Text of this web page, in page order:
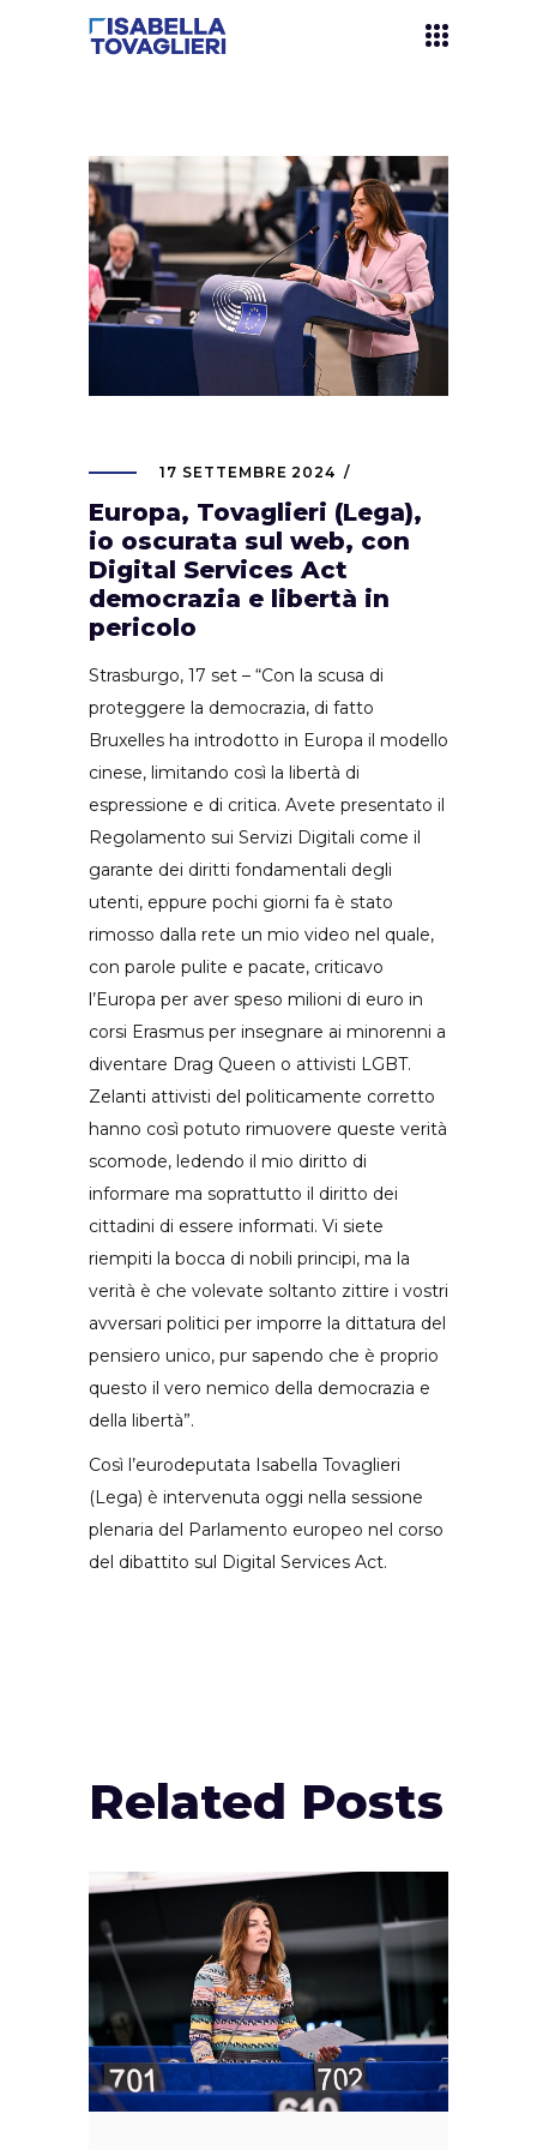
17 SETTEMBRE 2024
Europa, Tovaglieri (Lega),
io oscurata sul web, con
Digital Services Act
democrazia e libertà in
pericolo
Strasburgo, 17 set – “Con la scusa di
proteggere la democrazia, di fatto
Bruxelles ha introdotto in Europa il modello
cinese, limitando così la libertà di
espressione e di critica. Avete presentato il
Regolamento sui Servizi Digitali come il
garante dei diritti fondamentali degli
utenti, eppure pochi giorni fa è stato
rimosso dalla rete un mio video nel quale,
con parole pulite e pacate, criticavo
l’Europa per aver speso milioni di euro in
corsi Erasmus per insegnare ai minorenni a
diventare Drag Queen o attivisti LGBT.
Zelanti attivisti del politicamente corretto
hanno così potuto rimuovere queste verità
scomode, ledendo il mio diritto di
informare ma soprattutto il diritto dei
cittadini di essere informati. Vi siete
riempiti la bocca di nobili principi, ma la
verità è che volevate soltanto zittire i vostri
avversari politici per imporre la dittatura del
pensiero unico, pur sapendo che è proprio
questo il vero nemico della democrazia e
della libertà”.
Così l’eurodeputata Isabella Tovaglieri
(Lega) è intervenuta oggi nella sessione
plenaria del Parlamento europeo nel corso
del dibattito sul Digital Services Act.
Related Posts